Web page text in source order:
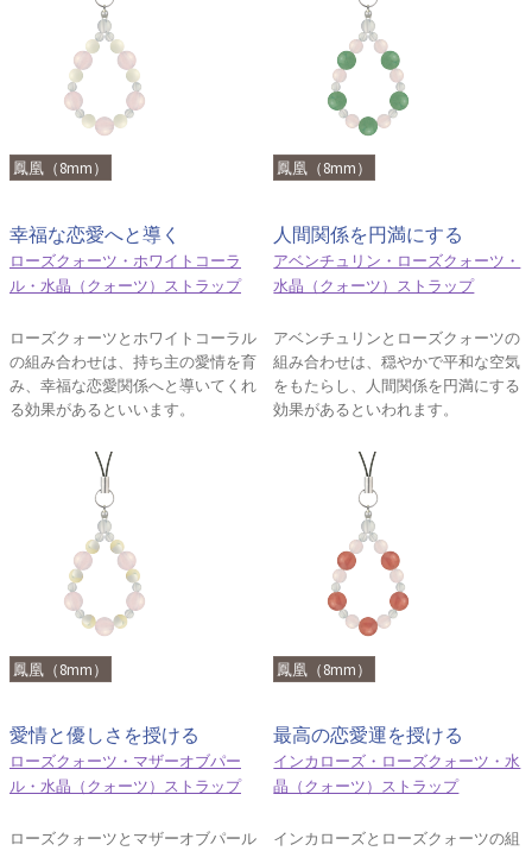
鳳凰（8mm）
幸福な恋愛へと導く
ローズクォーツ・ホワイトコーラ
ル・水晶（クォーツ）ストラップ
ローズクォーツとホワイトコーラル
の組み合わせは、持ち主の愛情を育
み、幸福な恋愛関係へと導いてくれ
る効果があるといいます。
鳳凰（8mm）
人間関係を円満にする
アベンチュリン・ローズクォーツ・
水晶（クォーツ）ストラップ
アベンチュリンとローズクォーツの
組み合わせは、穏やかで平和な空気
をもたらし、人間関係を円満にする
効果があるといわれます。
鳳凰（8mm）
愛情と優しさを授ける
ローズクォーツ・マザーオブパー
ル・水晶（クォーツ）ストラップ
ローズクォーツとマザーオブパール
鳳凰（8mm）
最高の恋愛運を授ける
インカローズ・ローズクォーツ・水
晶（クォーツ）ストラップ
インカローズとローズクォーツの組